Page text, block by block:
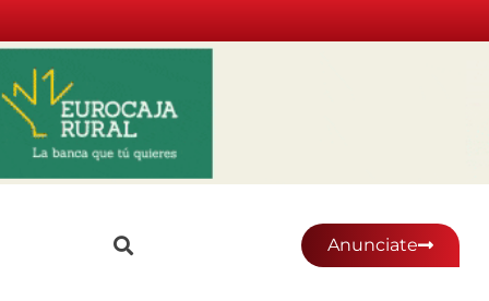
Anunciate